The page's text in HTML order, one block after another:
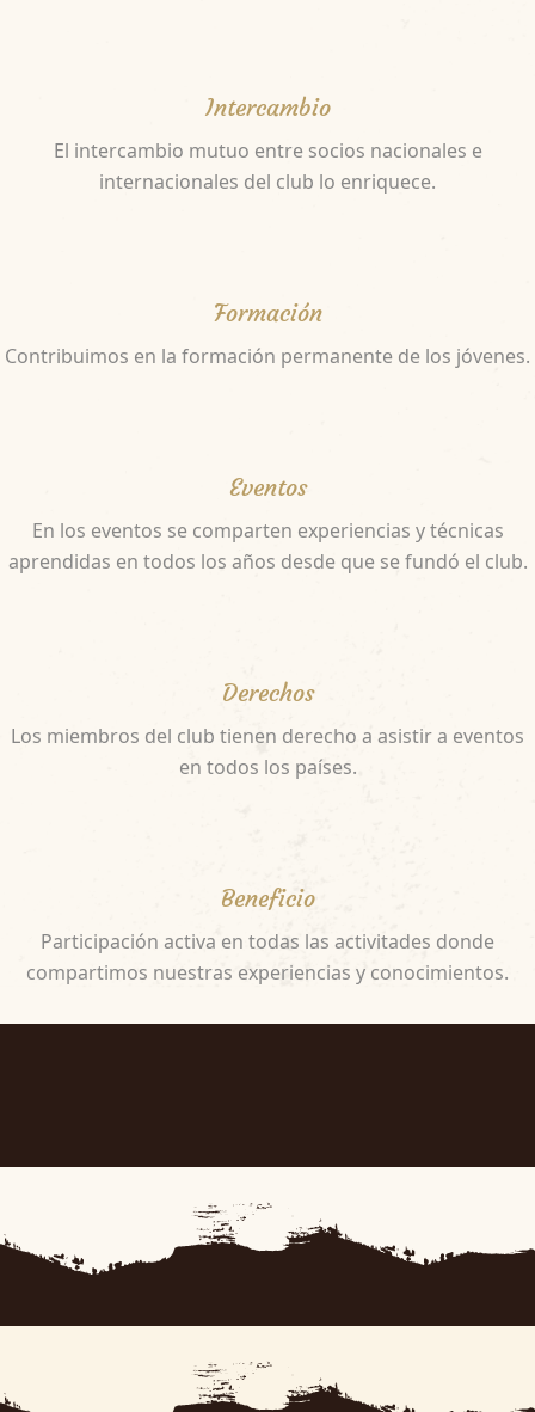
Intercambio
El intercambio mutuo entre socios nacionales e
internacionales del club lo enriquece.
Formación
Contribuimos en la formación permanente de los jóvenes.
Eventos
En los eventos se comparten experiencias y técnicas
aprendidas en todos los años desde que se fundó el club.
Derechos
Los miembros del club tienen derecho a asistir a eventos
en todos los países.
Beneficio
Participación activa en todas las activitades donde
compartimos nuestras experiencias y conocimientos.